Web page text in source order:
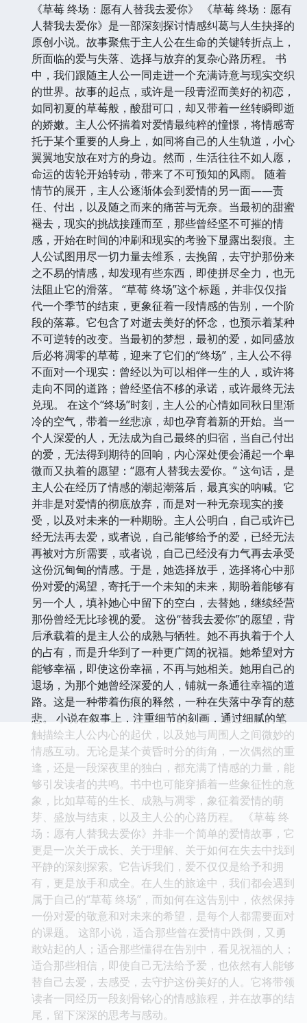
《草莓 终场：愿有人替我去爱你》 《草莓 终场：愿有
人替我去爱你》是一部深刻探讨情感纠葛与人生抉择的
原创小说。故事聚焦于主人公在生命的关键转折点上，
所面临的爱与失落、选择与放弃的复杂心路历程。 书
中，我们跟随主人公一同走进一个充满诗意与现实交织
的世界。故事的起点，或许是一段青涩而美好的初恋，
如同初夏的草莓般，酸甜可口，却又带着一丝转瞬即逝
的娇嫩。主人公怀揣着对爱情最纯粹的憧憬，将情感寄
托于某个重要的人身上，如同将自己的人生轨道，小心
翼翼地安放在对方的身边。然而，生活往往不如人愿，
命运的齿轮开始转动，带来了不可预知的风雨。 随着
情节的展开，主人公逐渐体会到爱情的另一面——责
任、付出，以及随之而来的痛苦与无奈。当最初的甜蜜
褪去，现实的挑战接踵而至，那些曾经坚不可摧的情
感，开始在时间的冲刷和现实的考验下显露出裂痕。主
人公试图用尽一切力量去维系，去挽留，去守护那份来
之不易的情感，却发现有些东西，即使拼尽全力，也无
法阻止它的滑落。 “草莓 终场”这个标题，并非仅仅指
代一个季节的结束，更象征着一段情感的告别，一个阶
段的落幕。它包含了对逝去美好的怀念，也预示着某种
不可逆转的改变。当最初的梦想，最初的爱，如同盛放
后必将凋零的草莓，迎来了它们的“终场”，主人公不得
不面对一个现实：曾经以为可以相伴一生的人，或许将
走向不同的道路；曾经坚信不移的承诺，或许最终无法
兑现。 在这个“终场”时刻，主人公的心情如同秋日里渐
冷的空气，带着一丝悲凉，却也孕育着新的开始。当一
个人深爱的人，无法成为自己最终的归宿，当自己付出
的爱，无法得到期待的回响，内心深处便会涌起一个卑
微而又执着的愿望：“愿有人替我去爱你。” 这句话，是
主人公在经历了情感的潮起潮落后，最真实的呐喊。它
并非是对爱情的彻底放弃，而是对一种无奈现实的接
受，以及对未来的一种期盼。主人公明白，自己或许已
经无法再去爱，或者说，自己能够给予的爱，已经无法
再被对方所需要，或者说，自己已经没有力气再去承受
这份沉甸甸的情感。于是，她选择放手，选择将心中那
份对爱的渴望，寄托于一个未知的未来，期盼着能够有
另一个人，填补她心中留下的空白，去替她，继续经营
那份曾经无比珍视的爱。 这份“替我去爱你”的愿望，背
后承载着的是主人公的成熟与牺牲。她不再执着于个人
的占有，而是升华到了一种更广阔的祝福。她希望对方
能够幸福，即使这份幸福，不再与她相关。她用自己的
退场，为那个她曾经深爱的人，铺就一条通往幸福的道
路。这是一种带着伤痕的释然，一种在失落中孕育的慈
悲。 小说在叙事上，注重细节的刻画，通过细腻的笔
触描绘主人公内心的起伏，以及她与周围人之间微妙的
情感互动。无论是某个黄昏时分的街角，一次偶然的重
逢，还是一段深夜里的独白，都充满了情感的力量，能
够引发读者的共鸣。书中也可能穿插着一些象征性的意
象，比如草莓的生长、成熟与凋零，象征着爱情的萌
芽、盛放与结束，以及主人公的心路历程。 《草莓 终
场：愿有人替我去爱你》并非一个简单的爱情故事，它
更是一次关于成长、关于理解、关于如何在失去中找到
平静的深刻探索。它告诉我们，爱不仅仅是给予和拥
有，更是放手和成全。在人生的旅途中，我们都会遇到
属于自己的“草莓 终场”，而如何在这告别中，依然保持
一份对爱的敬意和对未来的希望，是每个人都需要面对
的课题。 这部小说，适合那些曾在爱情中跌倒，又勇
敢站起的人；适合那些懂得在告别中，看见祝福的人；
适合那些相信，即使自己无法给予爱，也依然有人能够
替自己去爱，去感受，去守护这份美好的人。它将带领
读者一同经历一段刻骨铭心的情感旅程，并在故事的结
尾，留下深深的思考与感动。